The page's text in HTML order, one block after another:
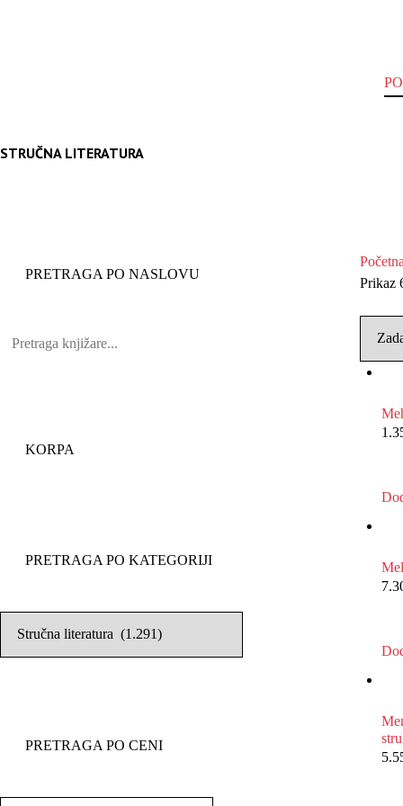
STRUČNA LITERATURA
Prikaz
PRETRAGA PO NASLOVU
KORPA
PRETRAGA PO KATEGORIJI
PRETRAGA PO CENI